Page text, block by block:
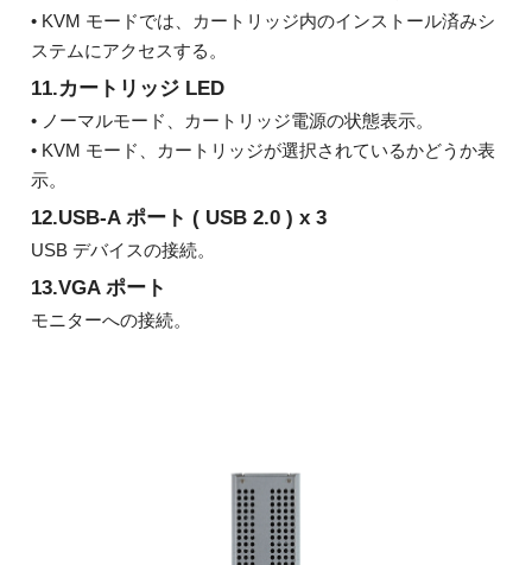
• KVM モードでは、カートリッジ内のインストール済みシ
ステムにアクセスする。
11.カートリッジ LED
• ノーマルモード、カートリッジ電源の状態表示。
• KVM モード、カートリッジが選択されているかどうか表
示。
12.USB-A ポート ( USB 2.0 ) x 3
USB デバイスの接続。
13.VGA ポート
モニターへの接続。